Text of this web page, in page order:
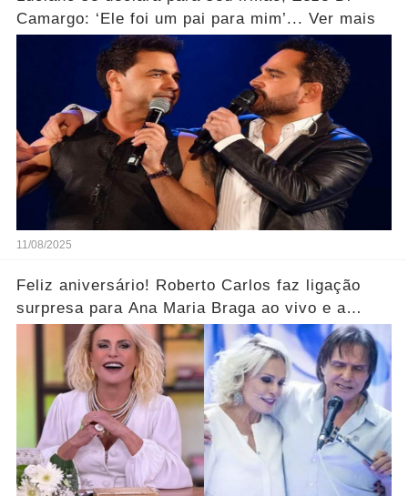
Camargo: ‘Ele foi um pai para mim’... Ver mais
11/08/2025
Feliz aniversário! Roberto Carlos faz ligação
surpresa para Ana Maria Braga ao vivo e a
parabeniza pelo aniversário..... Ver mais